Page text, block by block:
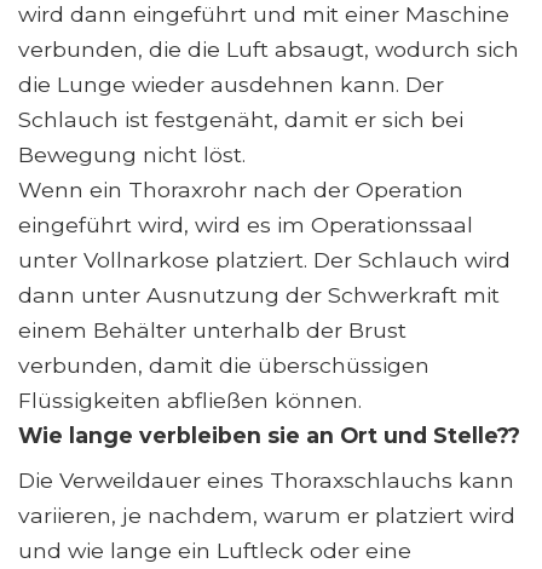
wird dann eingeführt und mit einer Maschine
verbunden, die die Luft absaugt, wodurch sich
die Lunge wieder ausdehnen kann. Der
Schlauch ist festgenäht, damit er sich bei
Bewegung nicht löst.
Wenn ein Thoraxrohr nach der Operation
eingeführt wird, wird es im Operationssaal
unter Vollnarkose platziert. Der Schlauch wird
dann unter Ausnutzung der Schwerkraft mit
einem Behälter unterhalb der Brust
verbunden, damit die überschüssigen
Flüssigkeiten abfließen können.
Wie lange verbleiben sie an Ort und Stelle??
Die Verweildauer eines Thoraxschlauchs kann
variieren, je nachdem, warum er platziert wird
und wie lange ein Luftleck oder eine